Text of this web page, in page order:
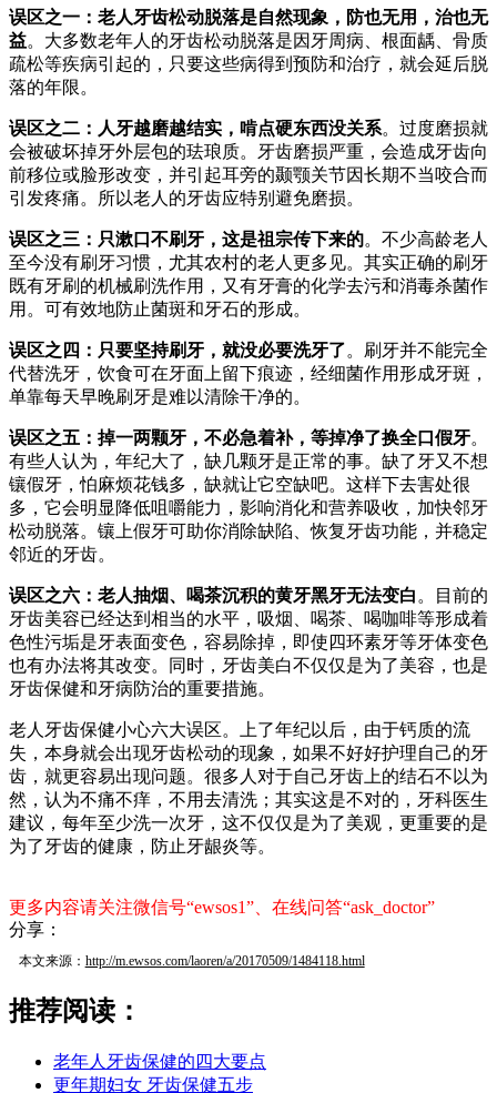
误区之一：老人牙齿松动脱落是自然现象，防也无用，治也无
益。大多数老年人的牙齿松动脱落是因牙周病、根面龋、骨质
疏松等疾病引起的，只要这些病得到预防和治疗，就会延后脱
落的年限。
误区之二：人牙越磨越结实，啃点硬东西没关系。过度磨损就
会被破坏掉牙外层包的珐琅质。牙齿磨损严重，会造成牙齿向
前移位或脸形改变，并引起耳旁的颞颚关节因长期不当咬合而
引发疼痛。所以老人的牙齿应特别避免磨损。
误区之三：只漱口不刷牙，这是祖宗传下来的。不少高龄老人
至今没有刷牙习惯，尤其农村的老人更多见。其实正确的刷牙
既有牙刷的机械刷洗作用，又有牙膏的化学去污和消毒杀菌作
用。可有效地防止菌斑和牙石的形成。
误区之四：只要坚持刷牙，就没必要洗牙了。刷牙并不能完全
代替洗牙，饮食可在牙面上留下痕迹，经细菌作用形成牙斑，
单靠每天早晚刷牙是难以清除干净的。
误区之五：掉一两颗牙，不必急着补，等掉净了换全口假牙。
有些人认为，年纪大了，缺几颗牙是正常的事。缺了牙又不想
镶假牙，怕麻烦花钱多，缺就让它空缺吧。这样下去害处很
多，它会明显降低咀嚼能力，影响消化和营养吸收，加快邻牙
松动脱落。镶上假牙可助你消除缺陷、恢复牙齿功能，并稳定
邻近的牙齿。
误区之六：老人抽烟、喝茶沉积的黄牙黑牙无法变白 。目前的
牙齿美容已经达到相当的水平，吸烟、喝茶、喝咖啡等形成着
色性污垢是牙表面变色，容易除掉，即使四环素牙等牙体变色
也有办法将其改变。同时，牙齿美白不仅仅是为了美容，也是
牙齿保健和牙病防治的重要措施。
老人牙齿保健小心六大误区。上了年纪以后，由于钙质的流
失，本身就会出现牙齿松动的现象，如果不好好护理自己的牙
齿，就更容易出现问题。很多人对于自己牙齿上的结石不以为
然，认为不痛不痒，不用去清洗；其实这是不对的，牙科医生
建议，每年至少洗一次牙，这不仅仅是为了美观，更重要的是
为了牙齿的健康，防止牙龈炎等。
更多内容请关注微信号“ewsos1”、在线问答“ask_doctor”
分享：
本文来源： http://m.ewsos.com/laoren/a/20170509/1484118.html
推荐阅读：
老年人牙齿保健的四大要点
更年期妇女 牙齿保健五步